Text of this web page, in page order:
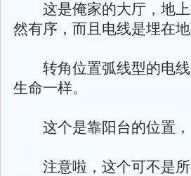
这是俺家的大厅，地上
然有序，而且电线是埋在
转角位置弧线型的电线
生命一样。
这个是靠阳台的位置，
注意啦，这个可不是所